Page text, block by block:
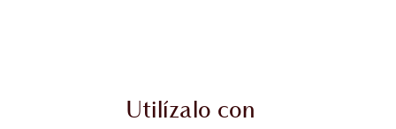
Utilízalo con